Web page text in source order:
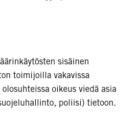
sisäinen
toimijoilla vakavissa
oikeus viedä asia
poliisi) tietoon.